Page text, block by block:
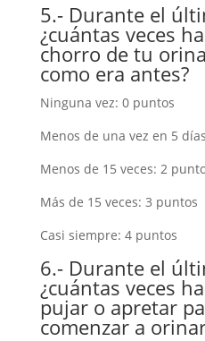
5.- Durante el
¿cuántas veces
chorro de tu
como era antes?
Ninguna vez: 0 puntos
Menos de una vez en 5
Menos de 15 veces: 2
Más de 15 veces: 3 puntos
Casi siempre: 4 puntos
6.- Durante el
¿cuántas veces
pujar o apretar
comenzar a